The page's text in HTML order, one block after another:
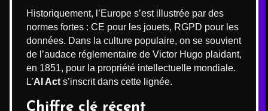
Historiquement, l’Europe s’est illustrée par des
normes fortes : CE pour les jouets, RGPD pour les
données. Dans la culture populaire, on se souvient
de l’audace réglementaire de Victor Hugo plaidant,
en 1851, pour la propriété intellectuelle mondiale.
L’AI Act s’inscrit dans cette lignée.
Chiffre clé récent